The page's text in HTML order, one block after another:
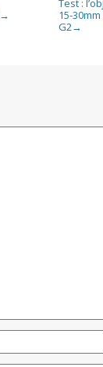
→
Test :
15-
G2→